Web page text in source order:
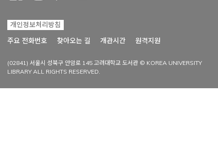
개인정보처리방침
주요 전화번호
찾아오는 길 개관시간 원격지원
(02841) 서울시 성북구 안암로 145 고려대학교 도서관 © KOREA UNIVERSITY
LIBRARY ALL RIGHTS RESERVED.